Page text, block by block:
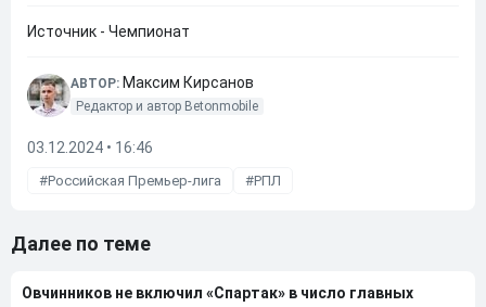
Источник - Чемпионат
АВТОР: Максим Кирсанов
Редактор и автор Betonmobile
03.12.2024 • 16:46
Российская Премьер-лига РПЛ
Далее по теме
Овчинников не включил «Спартак» в число главных